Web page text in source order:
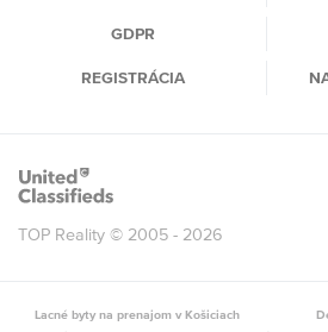
GDPR
REGISTRÁCIA
TOP Reality © 2005 - 2026
Lacné byty na prenajom v Košiciach